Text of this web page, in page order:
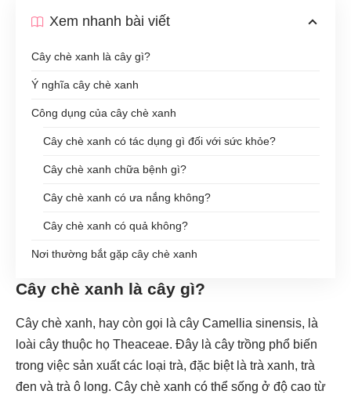
Xem nhanh bài viết
Cây chè xanh là cây gì?
Ý nghĩa cây chè xanh
Công dụng của cây chè xanh
Cây chè xanh có tác dụng gì đối với sức khỏe?
Cây chè xanh chữa bệnh gì?
Cây chè xanh có ưa nắng không?
Cây chè xanh có quả không?
Nơi thường bắt gặp cây chè xanh
Cây chè xanh là cây gì?
Cây chè xanh, hay còn gọi là cây Camellia sinensis, là
loài cây thuộc họ Theaceae. Đây là cây trồng phổ biến
trong việc sản xuất các loại trà, đặc biệt là trà xanh, trà
đen và trà ô long. Cây chè xanh có thể sống ở độ cao từ